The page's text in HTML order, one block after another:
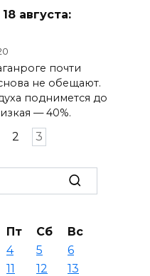
августа:
почти
не обещают.
поднимется до
— 40%.
2 3
Пт Сб
Вс
4 5
6
11 12
13